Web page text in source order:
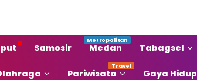
Samosir Medan Tabagsel
Pariwisata Gaya Hidup